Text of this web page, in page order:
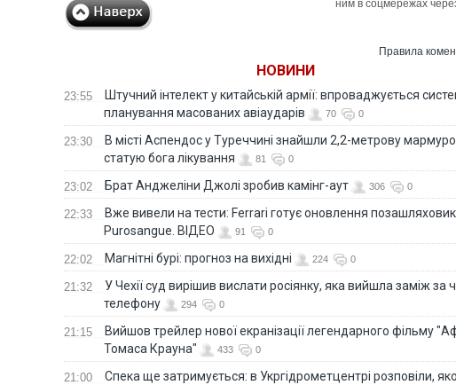
ним в соцмережах
Правила
НОВИНИ
23:55
Штучний інтелект у китайській армії: впроваджується
планування масованих авіаударів
70 0
23:30
В місті Аспендос у Туреччині знайшли 2,2-метрову
статую бога лікування
81 0
23:02 Брат Анджеліни Джолі зробив камінг-аут 306 0
22:33
Вже вивели на тести: Ferrari готує оновлення
Purosangue. ВІДЕО
91 0
22:02 Магнітні бурі: прогноз на вихідні 224 0
21:32
У Чехії суд вирішив вислати росіянку, яка вийшла заміж за
телефону
294 0
21:15
Вийшов трейлер нової екранізації легендарного фільму
Томаса Крауна"
433 0
21:00
Спека ще затримується: в Укргідрометцентрі розповіли,